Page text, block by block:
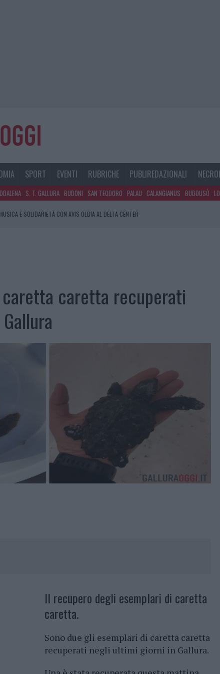
SPORT EVENTI RUBRICHE PUBLIREDAZIONALI
S. T. GALLURA BUDONI SAN TEODORO PALAU CALANGIANUS BUDDUSÒ
E SOLIDARIETÀ CON AVIS OLBIA AL DELTA CENTER
caretta recuperati
Il recupero degli esemplari di caretta
caretta.
Sono due gli esemplari di caretta caretta
recuperati negli ultimi giorni in Gallura.